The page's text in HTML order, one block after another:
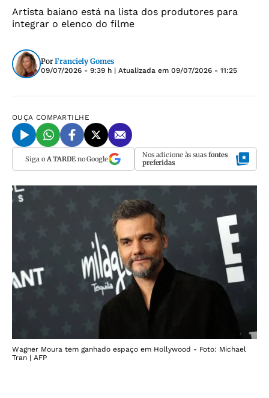
Artista baiano está na lista dos produtores para
integrar o elenco do filme
Por Franciely Gomes
09/07/2026 - 9:39 h | Atualizada em 09/07/2026 - 11:25
OUÇA COMPARTILHE
Siga o A TARDEno Google Nos adicione às suas fontes
preferidas
Wagner Moura tem ganhado espaço em Hollywood - Foto: Michael
Tran | AFP